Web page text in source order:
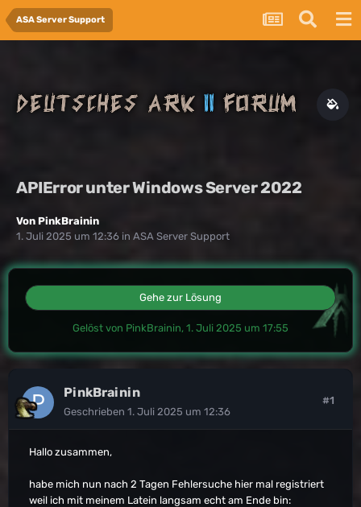
ASA Server Support
APIError unter Windows Server 2022
Von PinkBrainin
1. Juli 2025 um 12:36 in ASA Server Support
Gehe zur Lösung
Gelöst von PinkBrainin, 1. Juli 2025 um 17:55
PinkBrainin
Geschrieben 1. Juli 2025 um 12:36
#1
Hallo zusammen,
habe mich nun nach 2 Tagen Fehlersuche hier mal registriert
weil ich mit meinem Latein langsam echt am Ende bin: